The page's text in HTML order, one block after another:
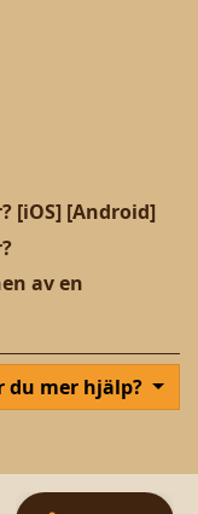
[iOS] [Android]
av en
du mer hjälp?